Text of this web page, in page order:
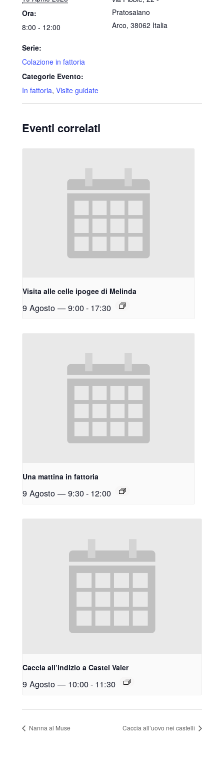
Ora:
8:00 - 12:00
Serie:
Colazione in fattoria
Categorie Evento:
In fattoria, Visite guidate
Pratosaiano
Arco, 38062 Italia
Eventi correlati
Visita alle celle ipogee di Melinda
9 Agosto — 9:00- 17:30
Una mattina in fattoria
9 Agosto — 9:30- 12:00
Caccia all’indizio a Castel Valer
9 Agosto — 10:00- 11:30
Nanna al Muse Caccia all’uovo nei castelli